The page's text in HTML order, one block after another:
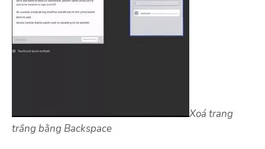
Xoá trang
trắng bằng Backspace